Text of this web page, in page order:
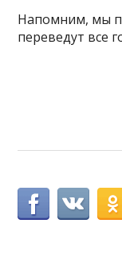
Напомним, мы
переведут все